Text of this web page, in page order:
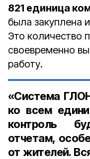
821 единица
была закуплена
Это количество
своевременно
работу.
«Система
ко всем
контроль
отчетам,
от жителей.